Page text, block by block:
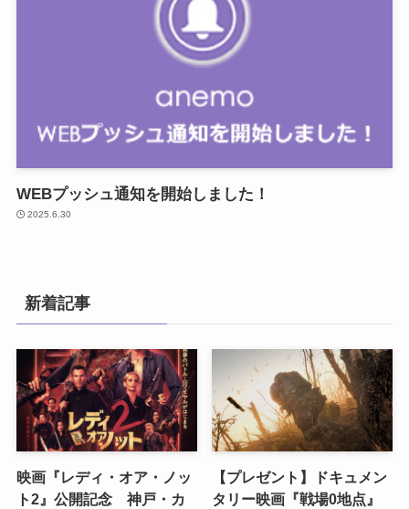
WEBプッシュ通知を開始しました！
2025.6.30
新着記事
映画『レディ・オア・ノッ
ト2』公開記念 神戸・カ
【プレゼント】ドキュメン
タリー映画『戦場0地点』